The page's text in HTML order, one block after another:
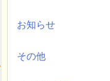
お知らせ
その他